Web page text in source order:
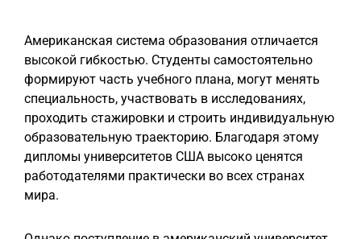
Американская система образования отличается
высокой гибкостью. Студенты самостоятельно
формируют часть учебного плана, могут менять
специальность, участвовать в исследованиях,
проходить стажировки и строить индивидуальную
образовательную траекторию. Благодаря этому
дипломы университетов США высоко ценятся
работодателями практически во всех странах
мира.